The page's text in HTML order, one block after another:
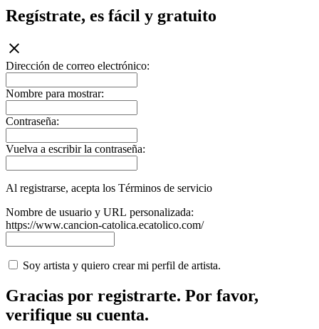
Regístrate, es fácil y gratuito
Dirección de correo electrónico:
Nombre para mostrar:
Contraseña:
Vuelva a escribir la contraseña:
Al registrarse, acepta los Términos de servicio
Nombre de usuario y URL personalizada:
https://www.cancion-catolica.ecatolico.com/
Soy artista y quiero crear mi perfil de artista.
Gracias por registrarte. Por favor,
verifique su cuenta.